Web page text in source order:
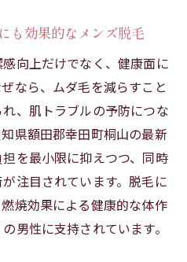
も効果的なメンズ脱毛
向上だけでなく、健康面に
なら、ムダ毛を減らすこと
、肌トラブルの予防につな
県額田郡幸田町桐山の最新
を最小限に抑えつつ、同時
注目されています。脱毛に
焼効果による健康的な体作
男性に支持されています。